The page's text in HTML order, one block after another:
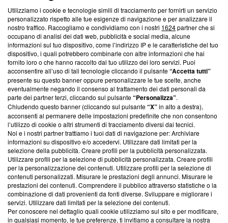
Questa sezione offre informazioni trasparenti su Blasting
News, sui nostri processi editoriali e su come ci impegniamo a
creare news di qualità. Inoltre, afferma la nostra aderenza a
‘Trust Project - News with Integrity’Blasting News non è
ancora membro del programma, ma ha richiesto di farne
parte; Trust Project non ha ancora effettuato una verifica di
conformità agli standard.
Su di noi
Team editoriale
Corporate
Redazione
Informativa Privacy
Cookie Policy
Blasting SA, IDI CHE-247.845.224, Via Carlo Frasca, 3 - 6900
Lugano (Svizzera) Tel:+39 0690258937
Utilizziamo i cookie e tecnologie simili di tracciamento per fornirti un servizio
personalizzato rispetto alle tue esigenze di navigazione e per analizzare il
nostro traffico. Raccogliamo e condividiamo con i nostri 1624partner che si
occupano di analisi dei dati web, pubblicità e social media, alcune
informazioni sul tuo dispositivo, come l’indirizzo IP e le caratteristiche del tuo
dispositivo, i quali potrebbero combinarle con altre informazioni che hai
fornito loro o che hanno raccolto dal tuo utilizzo dei loro servizi. Puoi
acconsentire all’uso di tali tecnologie cliccando il pulsante“Accetta tutti”
presente su questo banner oppure personalizzare le tue scelte, anche
eventualmente negando il consenso al trattamento dei dati personali da
parte dei partner terzi, cliccando sul pulsante“Personalizza”.
Chiudendo questo banner (cliccando sul pulsante“X”in alto a destra),
acconsenti al permanere delle impostazioni predefinite che non consentono
l’utilizzo di cookie o altri strumenti di tracciamento diversi dai tecnici.
Noi e i nostri partner trattiamo i tuoi dati di navigazione per: Archiviare
informazioni su dispositivo e/o accedervi. Utilizzare dati limitati per la
selezione della pubblicità. Creare profili per la pubblicità personalizzata.
Utilizzare profili per la selezione di pubblicità personalizzata. Creare profili
per la personalizzazione dei contenuti. Utilizzare profili per la selezione di
contenuti personalizzati. Misurare le prestazioni degli annunci. Misurare le
prestazioni dei contenuti. Comprendere il pubblico attraverso statistiche o la
combinazione di dati provenienti da fonti diverse. Sviluppare e migliorare i
servizi. Utilizzare dati limitati per la selezione dei contenuti.
Per conoscere nel dettaglio quali cookie utilizziamo sul sito e per modificare,
in qualsiasi momento, le tue preferenze, ti invitiamo a consultare la nostra